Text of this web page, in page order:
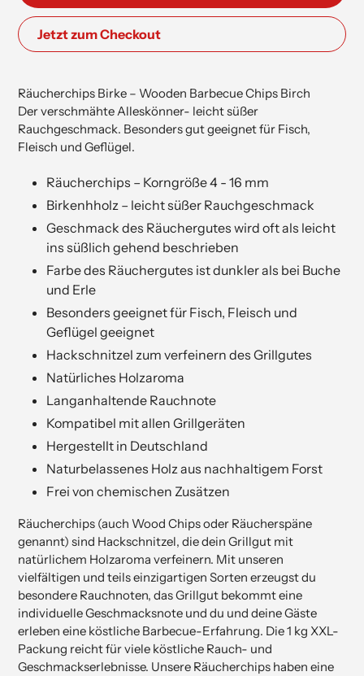
Jetzt zum Checkout
von
Produkten
in
Ihrem
Warenkorb
hinzufügen
Räucherchips Birke – Wooden Barbecue Chips Birch
Der verschmähte Alleskönner- leicht süßer
Rauchgeschmack. Besonders gut geeignet für Fisch,
Fleisch und Geflügel.
Räucherchips – Korngröße 4 - 16 mm
Birkenhholz – leicht süßer Rauchgeschmack
Geschmack des Räuchergutes wird oft als leicht
ins süßlich gehend beschrieben
Farbe des Räuchergutes ist dunkler als bei Buche
und Erle
Besonders geeignet für Fisch, Fleisch und
Geflügel geeignet
Hackschnitzel zum verfeinern des Grillgutes
Natürliches Holzaroma
Langanhaltende Rauchnote
Kompatibel mit allen Grillgeräten
Hergestellt in Deutschland
Naturbelassenes Holz aus nachhaltigem Forst
Frei von chemischen Zusätzen
Räucherchips (auch Wood Chips oder Räucherspäne
genannt) sind Hackschnitzel, die dein Grillgut mit
natürlichem Holzaroma verfeinern. Mit unseren
vielfältigen und teils einzigartigen Sorten erzeugst du
besondere Rauchnoten, das Grillgut bekommt eine
individuelle Geschmacksnote und du und deine Gäste
erleben eine köstliche Barbecue-Erfahrung. Die 1 kg XXL-
Packung reicht für viele köstliche Rauch- und
Geschmackserlebnisse. Unsere Räucherchips haben eine